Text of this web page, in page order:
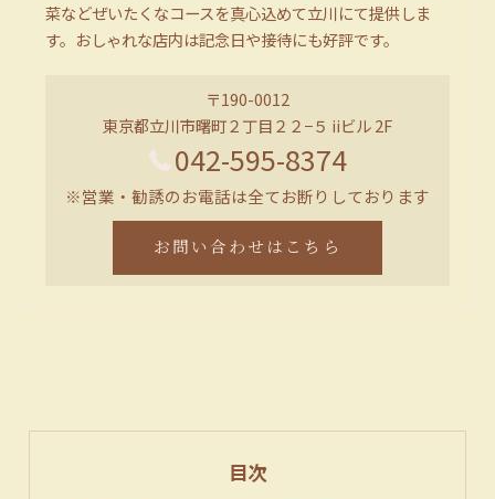
菜などぜいたくなコースを真心込めて立川にて提供しま
す。おしゃれな店内は記念日や接待にも好評です。
〒190-0012
東京都立川市曙町２丁目２２−５ iiビル 2F
042-595-8374
※営業・勧誘のお電話は全てお断りしております
お問い合わせはこちら
目次